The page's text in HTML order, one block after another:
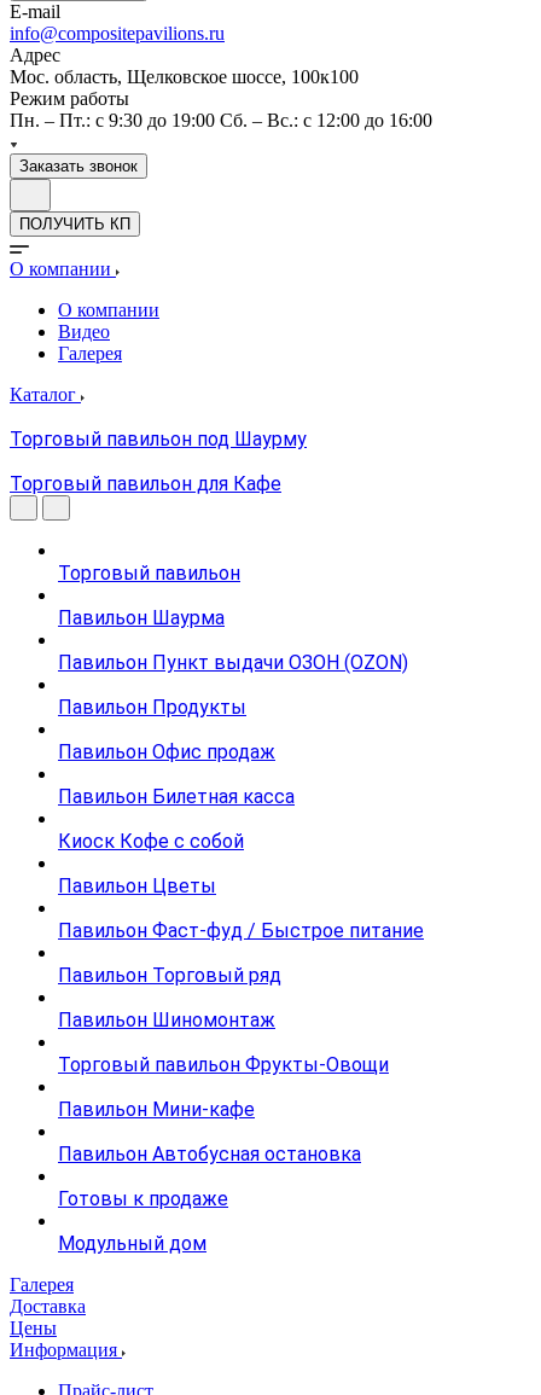
E-mail
info@compositepavilions.ru
Адрес
Мос. область, Щелковское шоссе, 100к100
Режим работы
Пн. – Пт.: с 9:30 до 19:00 Сб. – Вс.: с 12:00 до 16:00
Заказать звонок
ПОЛУЧИТЬ КП
О компании
О компании
Видео
Галерея
Каталог
Торговый павильон под Шаурму
Торговый павильон для Кафе
Торговый павильон
Павильон Шаурма
Павильон Пункт выдачи ОЗОН (OZON)
Павильон Продукты
Павильон Офис продаж
Павильон Билетная касса
Киоск Кофе с собой
Павильон Цветы
Павильон Фаст-фуд / Быстрое питание
Павильон Торговый ряд
Павильон Шиномонтаж
Торговый павильон Фрукты-Овощи
Павильон Мини-кафе
Павильон Автобусная остановка
Готовы к продаже
Модульный дом
Галерея
Доставка
Цены
Информация
Прайс-лист